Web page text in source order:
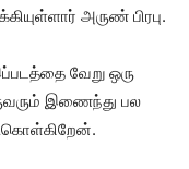
அருண் பிரபு.
வேறு ஒரு
இணைந்து பல